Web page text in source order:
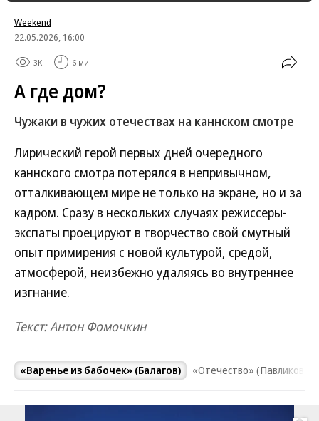
Weekend
22.05.2026, 16:00
3K 6 мин.
А где дом?
Чужаки в чужих отечествах на каннском смотре
Лирический герой первых дней очередного
каннского смотра потерялся в непривычном,
отталкивающем мире не только на экране, но и за
кадром. Сразу в нескольких случаях режиссеры-
экспаты проецируют в творчество свой смутный
опыт примирения с новой культурой, средой,
атмосферой, неизбежно удаляясь во внутреннее
изгнание.
Текст: Антон Фомочкин
«Варенье из бабочек» (Балагов) «Отечество»